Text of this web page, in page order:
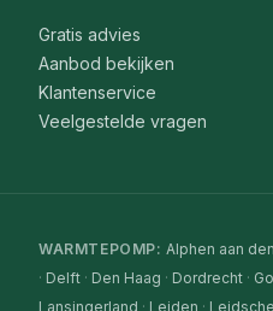
Gratis advies
Aanbod bekijken
Klantenservice
Veelgestelde vragen
WARMTEPOMP:Alphen aan
· Delft · Den Haag · Dordrecht ·
Lansingerland · Leiden ·